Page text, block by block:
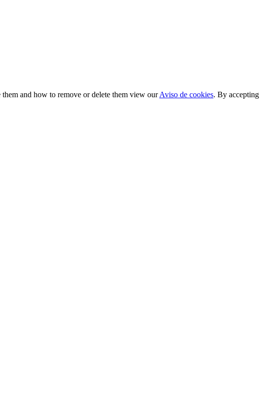
and how to remove or delete them view ourAviso de cookies. By accepting